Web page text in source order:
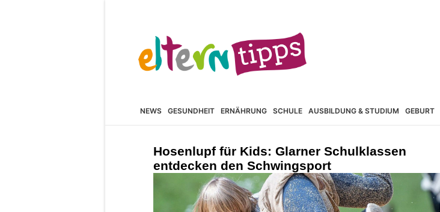
NEWS GESUNDHEIT ERNÄHRUNG SCHULE AUSBILDUNG & STUDIUM GEBURT
Hosenlupf für Kids: Glarner Schulklassen
entdecken den Schwingsport